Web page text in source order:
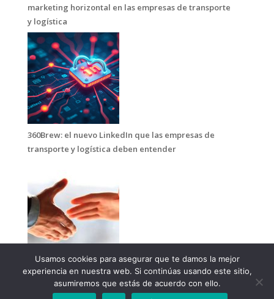
marketing horizontal en las empresas de transporte
y logística
360Brew: el nuevo LinkedIn que las empresas de
transporte y logística deben entender
Te confundes si piensas que una consultoría es para
rebajar el precio del transporte
Usamos cookies para asegurar que te damos la mejor
experiencia en nuestra web. Si continúas usando este sitio,
asumiremos que estás de acuerdo con ello.